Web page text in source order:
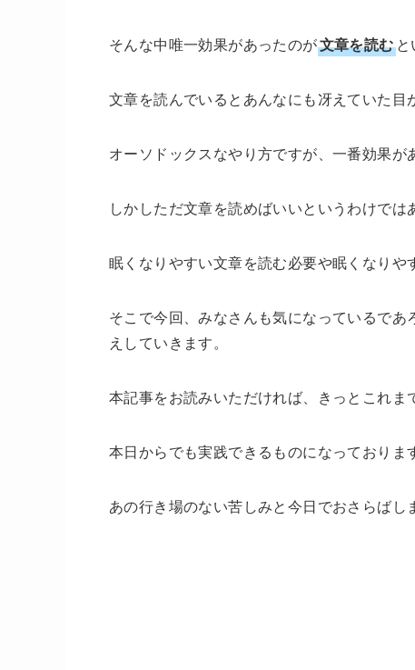
そんな中唯一効果があったのが文章を読むと
文章を読んでいるとあんなにも冴えていた目
オーソドックスなやり方ですが、一番効果が
しかしただ文章を読めばいいというわけでは
眠くなりやすい文章を読む必要や眠くなりや
そこで今回、みなさんも気になっているで
えしていきます。
本記事をお読みいただければ、きっとこれま
本日からでも実践できるものになっておりま
あの行き場のない苦しみと今日でおさらばし